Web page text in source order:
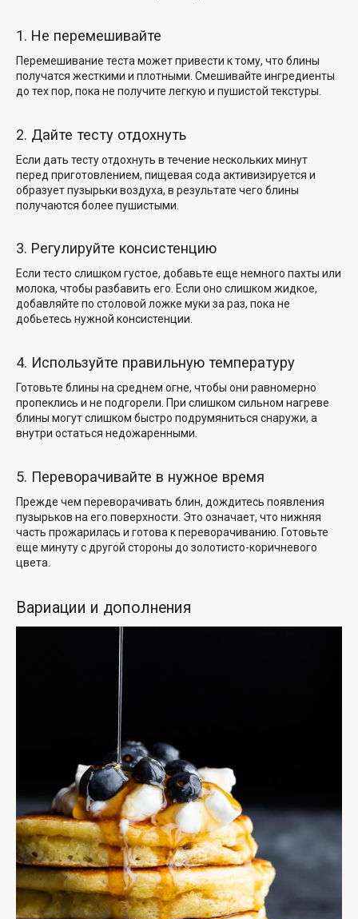
1. Не перемешивайте
Перемешивание теста может привести к тому, что блины
получатся жесткими и плотными. Смешивайте ингредиенты
до тех пор, пока не получите легкую и пушистой текстуры.
2. Дайте тесту отдохнуть
Если дать тесту отдохнуть в течение нескольких минут
перед приготовлением, пищевая сода активизируется и
образует пузырьки воздуха, в результате чего блины
получаются более пушистыми.
3. Регулируйте консистенцию
Если тесто слишком густое, добавьте еще немного пахты или
молока, чтобы разбавить его. Если оно слишком жидкое,
добавляйте по столовой ложке муки за раз, пока не
добьетесь нужной консистенции.
4. Используйте правильную температуру
Готовьте блины на среднем огне, чтобы они равномерно
пропеклись и не подгорели. При слишком сильном нагреве
блины могут слишком быстро подрумяниться снаружи, а
внутри остаться недожаренными.
5. Переворачивайте в нужное время
Прежде чем переворачивать блин, дождитесь появления
пузырьков на его поверхности. Это означает, что нижняя
часть прожарилась и готова к переворачиванию. Готовьте
еще минуту с другой стороны до золотисто-коричневого
цвета.
Вариации и дополнения